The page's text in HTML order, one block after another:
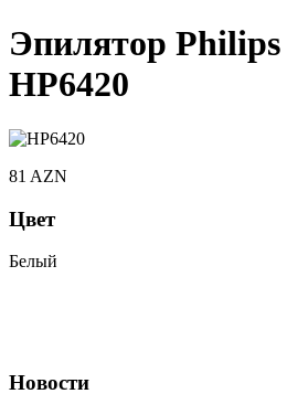
Эпилятор Philips
HP6420
81 AZN
Цвет
Белый
Новости